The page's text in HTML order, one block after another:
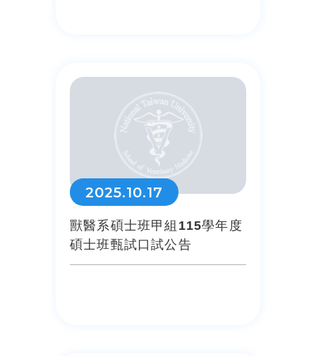
2025.10.17
獸醫系碩士班甲組115學年度
碩士班甄試口試公告